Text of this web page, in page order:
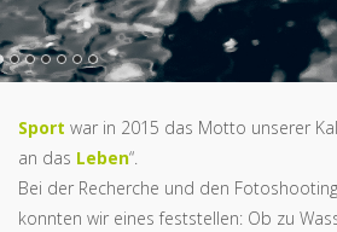
Sport war in 2015 das Motto unserer
an das Leben“.
Bei der Recherche und den
konnten wir eines feststellen: Ob zu